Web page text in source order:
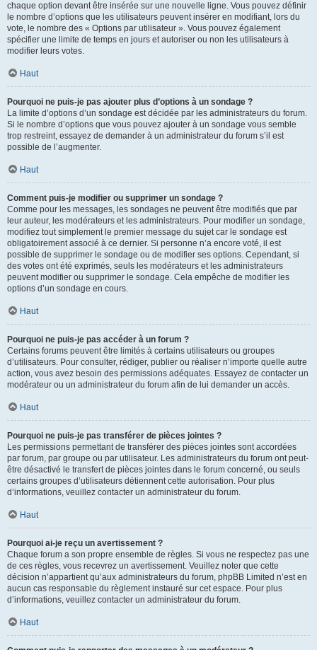
chaque option devant être insérée sur une nouvelle ligne. Vous pouvez définir
le nombre d’options que les utilisateurs peuvent insérer en modifiant, lors du
vote, le nombre des « Options par utilisateur ». Vous pouvez également
spécifier une limite de temps en jours et autoriser ou non les utilisateurs à
modifier leurs votes.
Haut
Pourquoi ne puis-je pas ajouter plus d’options à un sondage ?
La limite d’options d’un sondage est décidée par les administrateurs du forum.
Si le nombre d’options que vous pouvez ajouter à un sondage vous semble
trop restreint, essayez de demander à un administrateur du forum s’il est
possible de l’augmenter.
Haut
Comment puis-je modifier ou supprimer un sondage ?
Comme pour les messages, les sondages ne peuvent être modifiés que par
leur auteur, les modérateurs et les administrateurs. Pour modifier un sondage,
modifiez tout simplement le premier message du sujet car le sondage est
obligatoirement associé à ce dernier. Si personne n’a encore voté, il est
possible de supprimer le sondage ou de modifier ses options. Cependant, si
des votes ont été exprimés, seuls les modérateurs et les administrateurs
peuvent modifier ou supprimer le sondage. Cela empêche de modifier les
options d’un sondage en cours.
Haut
Pourquoi ne puis-je pas accéder à un forum ?
Certains forums peuvent être limités à certains utilisateurs ou groupes
d’utilisateurs. Pour consulter, rédiger, publier ou réaliser n’importe quelle autre
action, vous avez besoin des permissions adéquates. Essayez de contacter un
modérateur ou un administrateur du forum afin de lui demander un accès.
Haut
Pourquoi ne puis-je pas transférer de pièces jointes ?
Les permissions permettant de transférer des pièces jointes sont accordées
par forum, par groupe ou par utilisateur. Les administrateurs du forum ont peut-
être désactivé le transfert de pièces jointes dans le forum concerné, ou seuls
certains groupes d’utilisateurs détiennent cette autorisation. Pour plus
d’informations, veuillez contacter un administrateur du forum.
Haut
Pourquoi ai-je reçu un avertissement ?
Chaque forum a son propre ensemble de règles. Si vous ne respectez pas une
de ces règles, vous recevrez un avertissement. Veuillez noter que cette
décision n’appartient qu’aux administrateurs du forum, phpBB Limited n’est en
aucun cas responsable du règlement instauré sur cet espace. Pour plus
d’informations, veuillez contacter un administrateur du forum.
Haut